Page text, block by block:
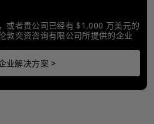
或者贵公司已经有 $1,000 万美元的
敦奕资咨询有限公司所提供的企业
业解决方案 >